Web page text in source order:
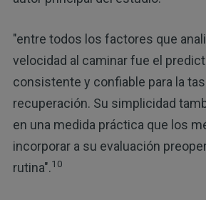
"entre todos los factores que
velocidad al caminar fue el
consistente y confiable para la
recuperación. Su simplicidad
en una medida práctica que los
incorporar a su evaluación
rutina".10